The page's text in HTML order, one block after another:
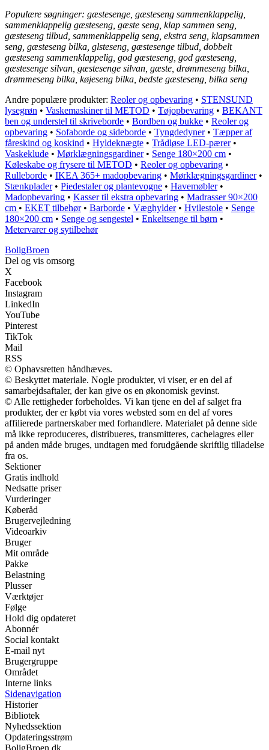
Populære søgninger: gæstesenge, gæsteseng sammenklappelig,
sammenklappelig gæsteseng, gæste seng, klap sammen seng,
gæsteseng tilbud, sammenklappelig seng, ekstra seng, klapsammen
seng, gæsteseng bilka, glsteseng, gæstesenge tilbud, dobbelt
gæsteseng sammenklappelig, god gæsteseng, god gæsteseng,
gæstesenge silvan, gæstesenge silvan, gæste, drømmeseng bilka,
drømmeseng bilka, køjeseng bilka, bedste gæsteseng, bilka seng
Andre populære produkter: Reoler og opbevaring • STENSUND
lysegrøn • Vaskemaskiner til METOD • Tøjopbevaring • BEKANT
ben og understel til skriveborde • Bordben og bukke • Reoler og
opbevaring • Sofaborde og sideborde • Tyngdedyner• Tæpper af
fåreskind og koskind • Hyldeknægte • Trådløse LED-pærer•
Vaskeklude • Mørklægningsgardiner• Senge 180×200 cm •
Køleskabe og frysere til METOD • Reoler og opbevaring •
Rulleborde • IKEA 365+ madopbevaring • Mørklægningsgardiner•
Stænkplader• Piedestaler og plantevogne • Havemøbler•
Madopbevaring • Kasser til ekstra opbevaring • Madrasser 90×200
cm • EKET tilbehør• Barborde • Væghylder• Hvilestole • Senge
180×200 cm • Senge og sengestel • Enkeltsenge til børn •
Metervarer og sytilbehør
BoligBroen
Del og vis omsorg
X
Facebook
Instagram
LinkedIn
YouTube
Pinterest
TikTok
Mail
RSS
© Ophavsretten håndhæves.
© Beskyttet materiale. Nogle produkter, vi viser, er en del af
samarbejdsaftaler, der kan give os en økonomisk gevinst.
© Alle rettigheder forbeholdes. Vi kan tjene en del af salget fra
produkter, der er købt via vores websted som en del af vores
affilierede partnerskaber med forhandlere. Materialet på denne side
må ikke reproduceres, distribueres, transmitteres, cachelagres eller
på anden måde bruges, undtagen med forudgående skriftlig tilladelse
fra os.
Sektioner
Gratis indhold
Nedsatte priser
Vurderinger
Køberåd
Brugervejledning
Videoarkiv
Bruger
Mit område
Pakke
Belastning
Plusser
Værktøjer
Følge
Hold dig opdateret
Abonnér
Social kontakt
E-mail nyt
Brugergruppe
Området
Interne links
Sidenavigation
Historier
Bibliotek
Nyhedssektion
Opdateringsstrøm